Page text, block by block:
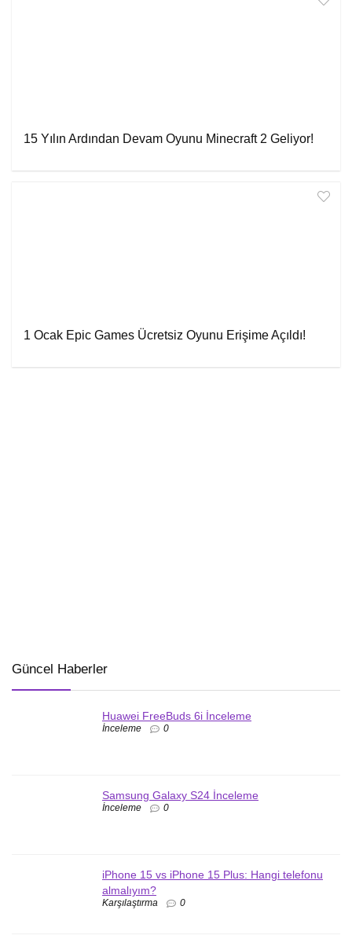
15 Yılın Ardından Devam Oyunu Minecraft 2 Geliyor!
1 Ocak Epic Games Ücretsiz Oyunu Erişime Açıldı!
Güncel Haberler
Huawei FreeBuds 6i İnceleme
İnceleme 0
Samsung Galaxy S24 İnceleme
İnceleme 0
iPhone 15 vs iPhone 15 Plus: Hangi telefonu
almalıyım?
Karşılaştırma 0